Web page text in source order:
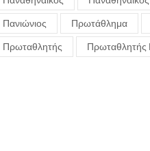
Πανιώνιος Πρωτάθλημα
Πρωταθλητής